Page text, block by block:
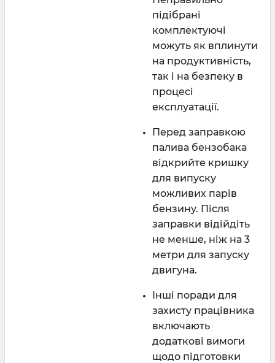
підібрані
комплектуючі
можуть як вплинути
на продуктивність,
так і на безпеку в
процесі
експлуатації.
Перед заправкою
палива бензобака
відкрийте кришку
для випуску
можливих парів
бензину. Після
заправки відійдіть
не менше, ніж на 3
метри для запуску
двигуна.
Інші поради для
захисту працівника
включають
додаткові вимоги
щодо підготовки